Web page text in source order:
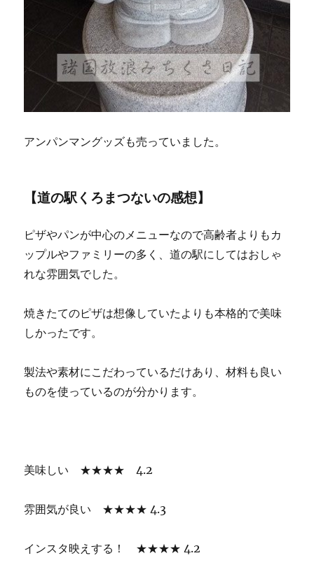
アンパンマングッズも売っていました。
【道の駅くろまつないの感想】
ピザやパンが中心のメニューなので高齢者よりもカ
ップルやファミリーの多く、道の駅にしてはおしゃ
れな雰囲気でした。
焼きたてのピザは想像していたよりも本格的で美味
しかったです。
製法や素材にこだわっているだけあり、材料も良い
ものを使っているのが分かります。
美味しい ★★★★ 4.2
雰囲気が良い ★★★★ 4.3
インスタ映えする！ ★★★★ 4.2